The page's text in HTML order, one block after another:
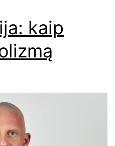
kaip